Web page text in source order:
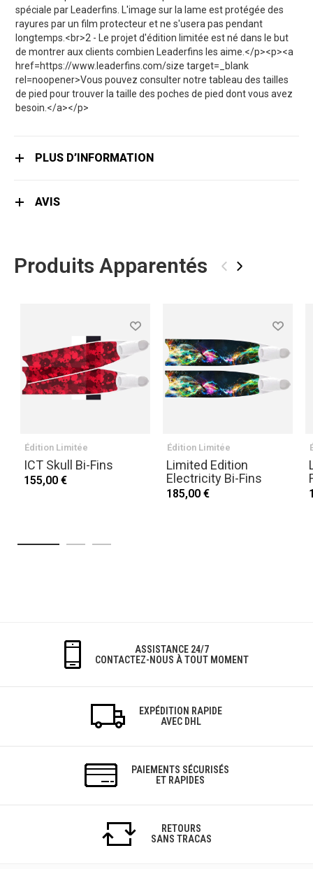
spéciale par Leaderfins. L'image sur la lame est protégée des
rayures par un film protecteur et ne s'usera pas pendant
longtemps.<br>2 - Le projet d'édition limitée est né dans le but
de montrer aux clients combien Leaderfins les aime.</p><p><a
href=https://www.leaderfins.com/size target=_blank
rel=noopener>Vous pouvez consulter notre tableau des tailles
de pied pour trouver la taille des poches de pied dont vous avez
besoin.</a></p>
PLUS D’INFORMATION
AVIS
Produits Apparentés ‹ ›
Édition Limitée
ICT Skull Bi-Fins
155,00 €
Édition Limitée
Limited Edition
Electricity Bi-Fins
185,00 €
ASSISTANCE 24/7
CONTACTEZ-NOUS À TOUT MOMENT
EXPÉDITION RAPIDE
AVEC DHL
PAIEMENTS SÉCURISÉS
ET RAPIDES
RETOURS
SANS TRACAS